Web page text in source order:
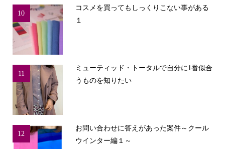
10
コスメを買ってもしっくりこない事がある
１
11
ミューティッド・トータルで自分に1番似合
うものを知りたい
12
お問い合わせに答えがあった案件～クール
ウインター編１～